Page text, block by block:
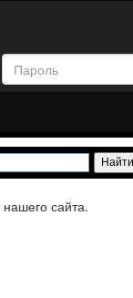
нашего сайта.